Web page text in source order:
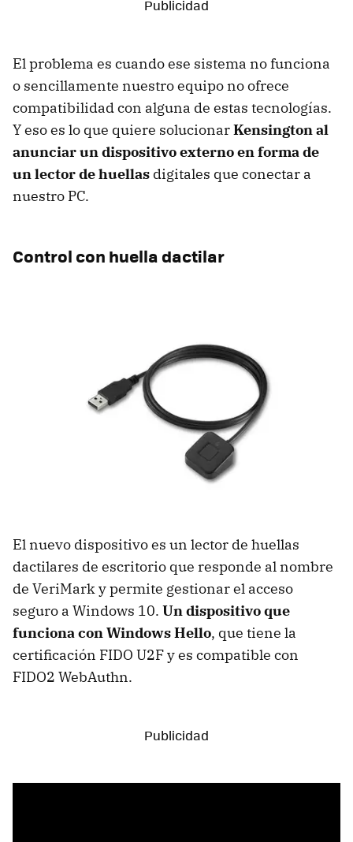
El problema es cuando ese sistema no funciona
o sencillamente nuestro equipo no ofrece
compatibilidad con alguna de estas tecnologías.
Y eso es lo que quiere solucionarKensington al
anunciar un dispositivo externo en forma de
un lector de huellas digitales que conectar a
nuestro PC.
Control con huella dactilar
El nuevo dispositivo es un lector de huellas
dactilares de escritorio que responde al nombre
de VeriMark y permite gestionar el acceso
seguro a Windows 10. Un dispositivo que
funciona con Windows Hello, que tiene la
certificación FIDO U2F y es compatible con
FIDO2 WebAuthn.